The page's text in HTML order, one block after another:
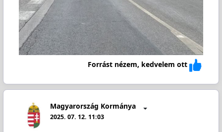
Forrást nézem, kedvelem ott
Magyarország Kormánya
2025. 07. 12. 11:03